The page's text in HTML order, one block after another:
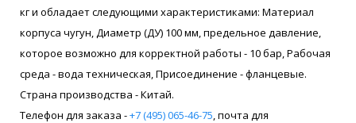
кг и обладает следующими характеристиками: Материал
корпуса чугун, Диаметр (ДУ) 100 мм, предельное давление,
которое возможно для корректной работы - 10 бар, Рабочая
среда - вода техническая, Присоединение - фланцевые.
Страна производства - Китай.
Телефон для заказа -+7 (495) 065-46-75 , почта для